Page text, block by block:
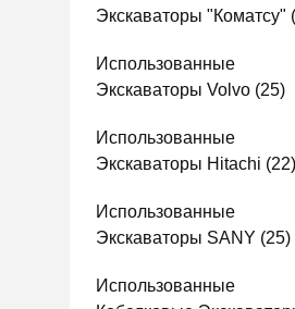
Экскаваторы "Коматсу"
Использованные
Экскаваторы Volvo (25)
Использованные
Экскаваторы Hitachi (22)
Использованные
Экскаваторы SANY (25)
Использованные